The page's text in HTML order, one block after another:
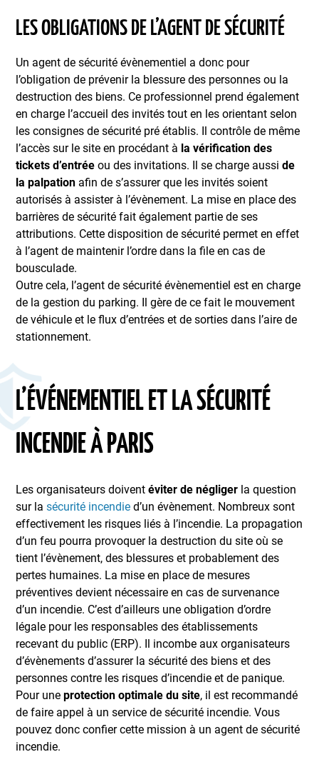
LES OBLIGATIONS DE L’AGENT DE SÉCURITÉ
Un agent de sécurité évènementiel a donc pour
l’obligation de prévenir la blessure des personnes ou la
destruction des biens. Ce professionnel prend également
en charge l’accueil des invités tout en les orientant selon
les consignes de sécurité pré établis. Il contrôle de même
l’accès sur le site en procédant à la vérification des
tickets d’entrée ou des invitations. Il se charge ausside
la palpation afin de s’assurer que les invités soient
autorisés à assister à l’évènement. La mise en place des
barrières de sécurité fait également partie de ses
attributions. Cette disposition de sécurité permet en effet
à l’agent de maintenir l’ordre dans la file en cas de
bousculade.
Outre cela, l’agent de sécurité évènementiel est en charge
de la gestion du parking. Il gère de ce fait le mouvement
de véhicule et le flux d’entrées et de sorties dans l’aire de
stationnement.
L’ÉVÉNEMENTIEL ET LA SÉCURITÉ
INCENDIE À PARIS
Les organisateurs doiventéviter de négliger la question
sur lasécurité incendie d’un évènement. Nombreux sont
effectivement les risques liés à l’incendie. La propagation
d’un feu pourra provoquer la destruction du site où se
tient l’évènement, des blessures et probablement des
pertes humaines. La mise en place de mesures
préventives devient nécessaire en cas de survenance
d’un incendie. C’est d’ailleurs une obligation d’ordre
légale pour les responsables des établissements
recevant du public (ERP). Il incombe aux organisateurs
d’évènements d’assurer la sécurité des biens et des
personnes contre les risques d’incendie et de panique.
Pour uneprotection optimale du site, il est recommandé
de faire appel à un service de sécurité incendie. Vous
pouvez donc confier cette mission à un agent de sécurité
incendie.